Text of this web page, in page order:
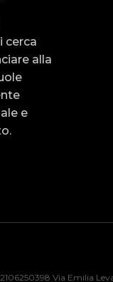
cerca
alla
e
Via Emilia